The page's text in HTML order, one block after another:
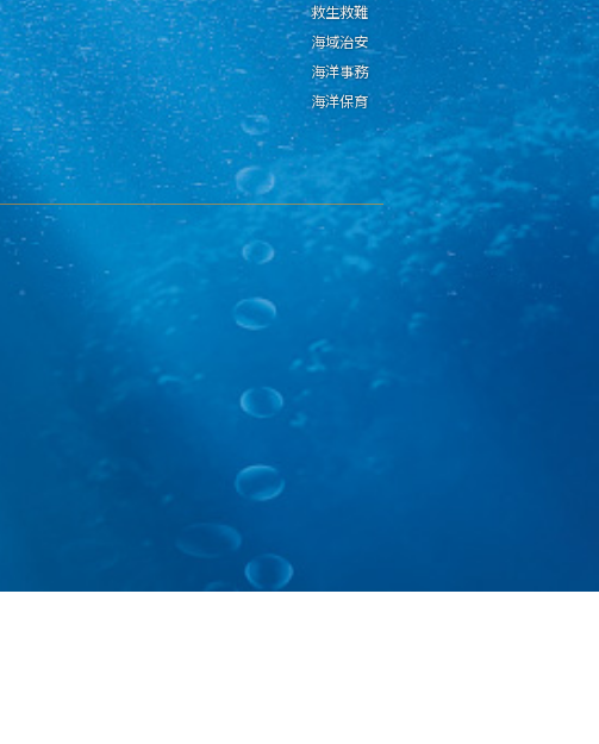
救生救難
海域治安
海洋事務
海洋保育